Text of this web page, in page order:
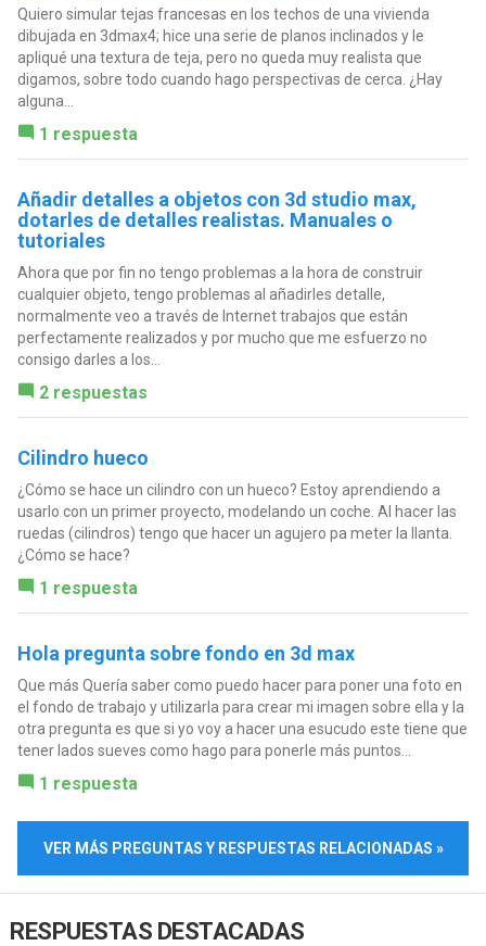
Quiero simular tejas francesas en los techos de una vivienda
dibujada en 3dmax4; hice una serie de planos inclinados y le
apliqué una textura de teja, pero no queda muy realista que
digamos, sobre todo cuando hago perspectivas de cerca. ¿Hay
alguna...
1 respuesta
Añadir detalles a objetos con 3d studio max,
dotarles de detalles realistas. Manuales o
tutoriales
Ahora que por fin no tengo problemas a la hora de construir
cualquier objeto, tengo problemas al añadirles detalle,
normalmente veo a través de Internet trabajos que están
perfectamente realizados y por mucho que me esfuerzo no
consigo darles a los...
2 respuestas
Cilindro hueco
¿Cómo se hace un cilindro con un hueco? Estoy aprendiendo a
usarlo con un primer proyecto, modelando un coche. Al hacer las
ruedas (cilindros) tengo que hacer un agujero pa meter la llanta.
¿Cómo se hace?
1 respuesta
Hola pregunta sobre fondo en 3d max
Que más Quería saber como puedo hacer para poner una foto en
el fondo de trabajo y utilizarla para crear mi imagen sobre ella y la
otra pregunta es que si yo voy a hacer una esucudo este tiene que
tener lados sueves como hago para ponerle más puntos...
1 respuesta
VER MÁS PREGUNTAS Y RESPUESTAS RELACIONADAS »
RESPUESTAS DESTACADAS